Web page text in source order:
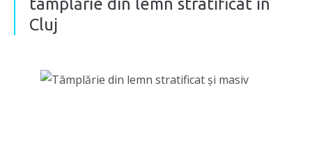
tâmplărie din lemn stratificat în
Cluj